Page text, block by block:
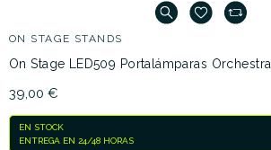
ON STAGE STANDS
On Stage LED509 Portalámparas Orchestra
39,00 €
EN STOCK
ENTREGA EN 24/48 HORAS